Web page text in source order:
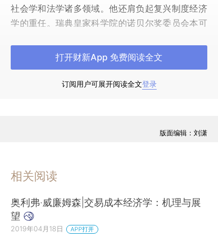
社会学和法学诸多领域。他还肩负起复兴制度经济
学的重任。瑞典皇家科学院的诺贝尔奖委员会本可
颁奖理由，却选择了“因为他对经济绩效，尤其是企
业边界的分析”而授予其诺贝尔经济学奖。对企业边
界以及间接地对企业规模的解释是威廉姆森工作的
2010年威廉姆森在他的诺奖获奖演讲中宣称：
1992）。威廉姆森对正统观念的突破就在于，他不
的经济学假设。相反，他追求更现实的假设：与组
织经济活动相关的交易成本或治理成本是正的。通
过这样的假设，他发现制度、规制和复杂的组织结
订阅用户可展开阅读全文登录
打开财新App 免费阅读全文
版面编辑：刘潇
相关阅读
奥利弗·威廉姆森|交易成本经济学：机理与展
望
2019年04月18日 APP打开